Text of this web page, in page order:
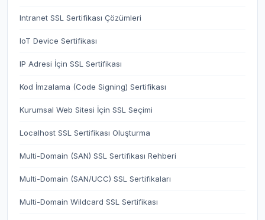
Intranet SSL Sertifikası Çözümleri
IoT Device Sertifikası
IP Adresi İçin SSL Sertifikası
Kod İmzalama (Code Signing) Sertifikası
Kurumsal Web Sitesi İçin SSL Seçimi
Localhost SSL Sertifikası Oluşturma
Multi-Domain (SAN) SSL Sertifikası Rehberi
Multi-Domain (SAN/UCC) SSL Sertifikaları
Multi-Domain Wildcard SSL Sertifikası